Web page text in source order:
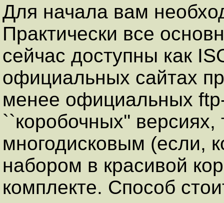
Для начала вам
Практически все
сейчас доступны как
официальных сайтах
менее официальных
``коробочных''
многодисковым (если,
набором в красивой
комплекте. Способ